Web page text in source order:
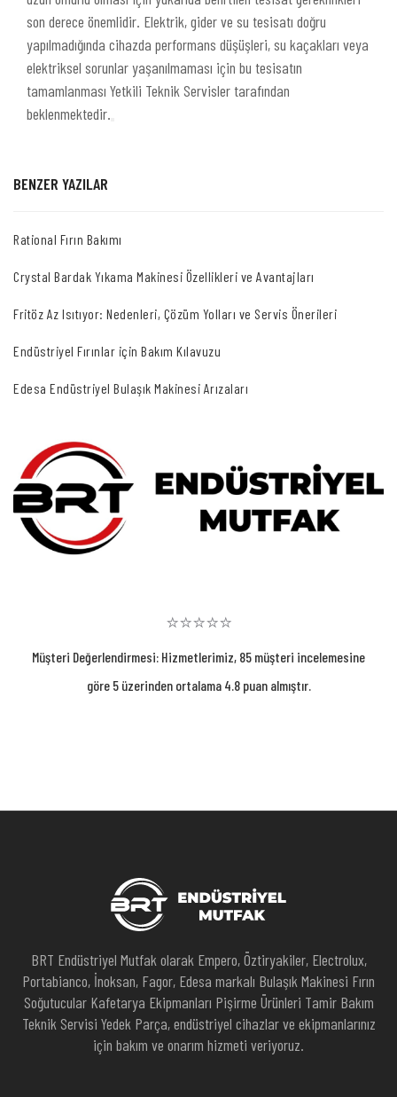
son derece önemlidir. Elektrik, gider ve su tesisatı doğru
yapılmadığında cihazda performans düşüşleri, su kaçakları veya
elektriksel sorunlar yaşanılmaması için bu tesisatın
tamamlanması Yetkili Teknik Servisler tarafından
beklenmektedir.
BENZER YAZILAR
Rational Fırın Bakımı
Crystal Bardak Yıkama Makinesi Özellikleri ve Avantajları
Fritöz Az Isıtıyor: Nedenleri, Çözüm Yolları ve Servis Önerileri
Endüstriyel Fırınlar için Bakım Kılavuzu
Edesa Endüstriyel Bulaşık Makinesi Arızaları
⭐⭐⭐⭐⭐
Müşteri Değerlendirmesi: Hizmetlerimiz, 85 müşteri incelemesine
göre 5 üzerinden ortalama 4.8 puan almıştır.
BRT Endüstriyel Mutfak olarak Empero, Öztiryakiler, Electrolux,
Portabianco, İnoksan, Fagor, Edesa markalı Bulaşık Makinesi Fırın
Soğutucular Kafetarya Ekipmanları Pişirme Ürünleri Tamir Bakım
Teknik Servisi Yedek Parça, endüstriyel cihazlar ve ekipmanlarınız
için bakım ve onarım hizmeti veriyoruz.